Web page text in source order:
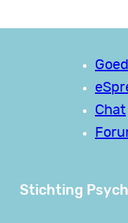
Chat
Stichting